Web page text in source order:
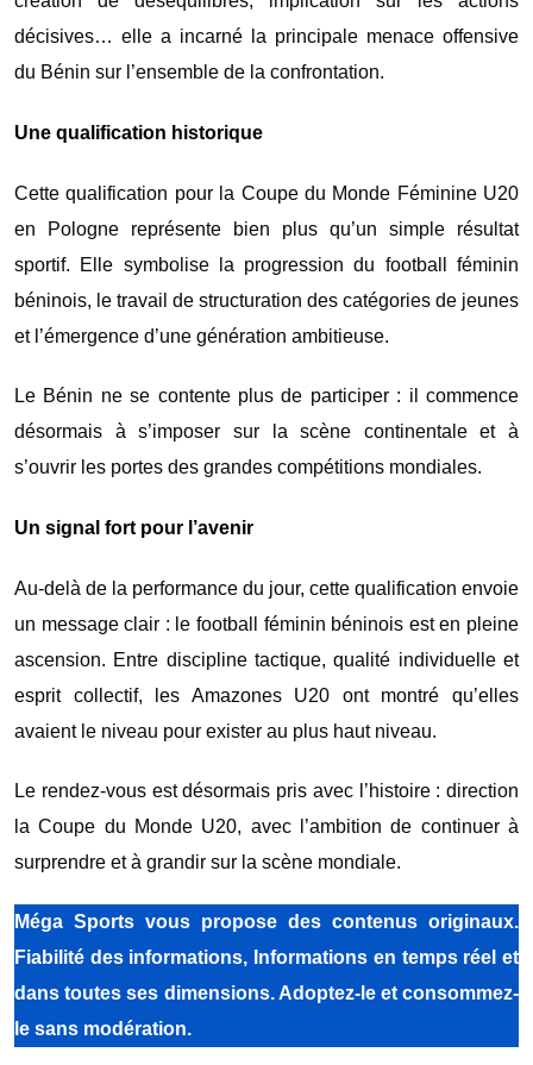
décisives… elle a incarné la principale menace offensive
du Bénin sur l’ensemble de la confrontation.
Une qualification historique
Cette qualification pour la Coupe du Monde Féminine U20
en Pologne représente bien plus qu’un simple résultat
sportif. Elle symbolise la progression du football féminin
béninois, le travail de structuration des catégories de jeunes
et l’émergence d’une génération ambitieuse.
Le Bénin ne se contente plus de participer : il commence
désormais à s’imposer sur la scène continentale et à
s’ouvrir les portes des grandes compétitions mondiales.
Un signal fort pour l’avenir
Au-delà de la performance du jour, cette qualification envoie
un message clair : le football féminin béninois est en pleine
ascension. Entre discipline tactique, qualité individuelle et
esprit collectif, les Amazones U20 ont montré qu’elles
avaient le niveau pour exister au plus haut niveau.
Le rendez-vous est désormais pris avec l’histoire : direction
la Coupe du Monde U20, avec l’ambition de continuer à
surprendre et à grandir sur la scène mondiale.
Méga Sports vous propose des contenus originaux.
Fiabilité des informations, Informations en temps réel et
dans toutes ses dimensions. Adoptez-le et consommez-
le sans modération.